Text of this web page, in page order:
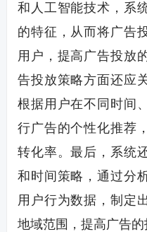
和人工智能技术，系
的特征，从而将广告
用户，提高广告投放
告投放策略方面还应
根据用户在不同时间
行广告的个性化推荐
转化率。最后，系统
和时间策略，通过分
用户行为数据，制定
地域范围，提高广告的